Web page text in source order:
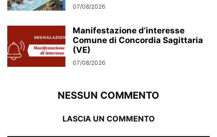
07/08/2026
Manifestazione d’interesse
Comune di Concordia Sagittaria
(VE)
07/08/2026
NESSUN COMMENTO
LASCIA UN COMMENTO